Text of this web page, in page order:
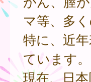
マ等、多
特に、近
ています。
現在、日